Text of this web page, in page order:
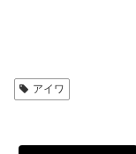
アイワ